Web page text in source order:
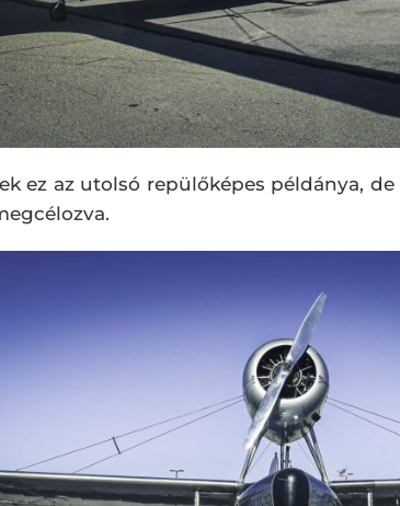
ez az utolsó repülőképes példánya,